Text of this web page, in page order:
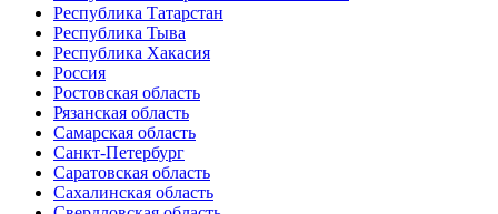
Республика Татарстан
Республика Тыва
Республика Хакасия
Россия
Ростовская область
Рязанская область
Самарская область
Санкт-Петербург
Саратовская область
Сахалинская область